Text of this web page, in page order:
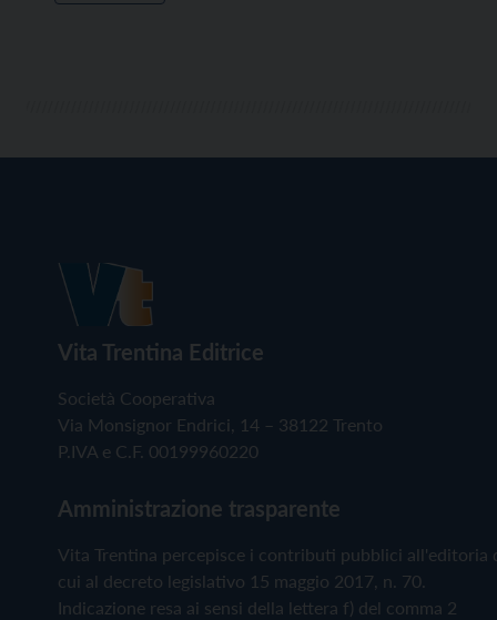
Vita Trentina Editrice
Società Cooperativa
Via Monsignor Endrici, 14 – 38122 Trento
P.IVA e C.F. 00199960220
Amministrazione trasparente
Vita Trentina percepisce i contributi pubblici all'editoria
cui al decreto legislativo 15 maggio 2017, n. 70.
Indicazione resa ai sensi della lettera f) del comma 2